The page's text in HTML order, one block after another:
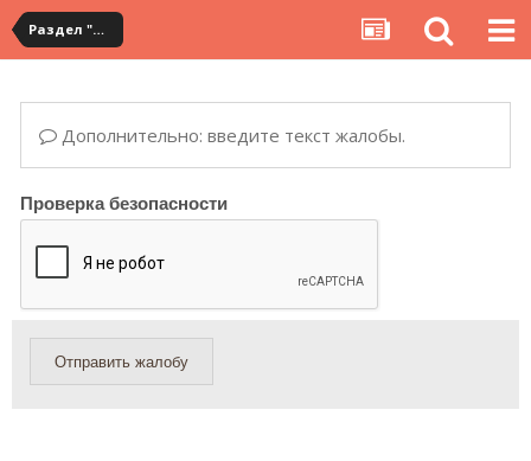
Раздел "Мои покупки" на сервисе YouCanBuy
Дополнительно: введите текст жалобы.
Проверка безопасности
Отправить жалобу